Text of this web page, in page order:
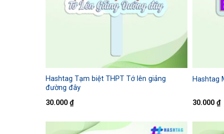
Hashtag Tạm biệt THPT Tớ lên giảng
đường đây
30.000 ₫
Hashtag
30.000 ₫